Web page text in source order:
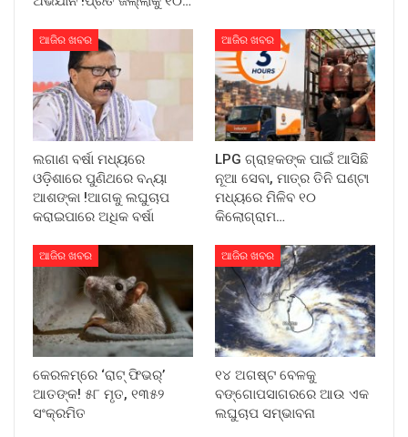
ଆଜିର ଖବର
ଲଗାଣ ବର୍ଷା ମଧ୍ୟରେ
ଓଡ଼ିଶାରେ ପୁଣିଥରେ ବନ୍ୟା
ଆଶଙ୍କା !ଆଗକୁ ଲଘୁଚାପ
କରାଇପାରେ ଅଧିକ ବର୍ଷା
ଆଜିର ଖବର
LPG ଗ୍ରାହକଙ୍କ ପାଇଁ ଆସିଛି
ନୂଆ ସେବା, ମାତ୍ର ତିନି ଘଣ୍ଟା
ମଧ୍ୟରେ ମିଳିବ ୧୦
କିଲୋଗ୍ରାମ…
ଆଜିର ଖବର
କେରଳମ୍‌ରେ ‘ରାଟ୍ ଫିଭର୍’
ଆତଙ୍କ! ୫୮ ମୃତ, ୧୩୫୨
ସଂକ୍ରମିତ
ଆଜିର ଖବର
୧୪ ଅଗଷ୍ଟ ବେଳକୁ
ବଙ୍ଗୋପସାଗରରେ ଆଉ ଏକ
ଲଘୁଚାପ ସମ୍ଭାବନା